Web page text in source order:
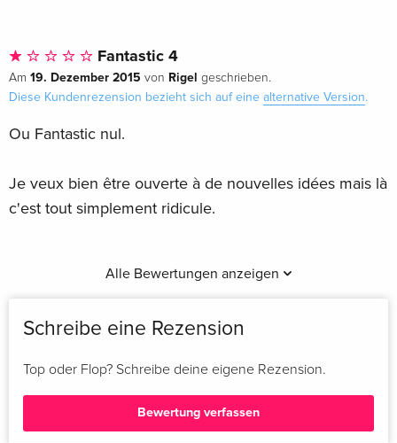
Fantastic 4
Am 19. Dezember 2015 von Rigel geschrieben.
Diese Kundenrezension bezieht sich auf eine alternative Version.
Ou Fantastic nul.
Je veux bien être ouverte à de nouvelles idées mais là
c'est tout simplement ridicule.
Alle Bewertungen anzeigen
Schreibe eine Rezension
Top oder Flop? Schreibe deine eigene Rezension.
Bewertung verfassen